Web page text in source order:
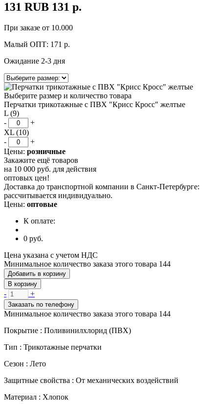
131 RUB 131 р.
При заказе от 10.000
Малый ОПТ: 171 р.
Ожидание 2-3 дня
Выберите размер и количество товара
Перчатки трикотажные с ПВХ "Крисс Кросс" желтые
L (9)
-
+
XL (10)
-
+
Цены: розничные
Закажите ещё товаров
на 10 000 руб. для действия
оптовых цен!
Доставка до транспортной компании в Санкт-Петербурге:
рассчитывается индивидуально.
Цены: оптовые
К оплате:
0 руб.
Цена указана с учетом НДС
Минимальное количество заказа этого товара 144
Добавить в корзину
В корзину
- +
Заказать по телефону
Минимальное количество заказа этого товара 144
Покрытие : Поливинилхлорид (ПВХ)
Тип : Трикотажные перчатки
Сезон : Лето
Защитные свойства : От механических воздействий
Материал : Хлопок